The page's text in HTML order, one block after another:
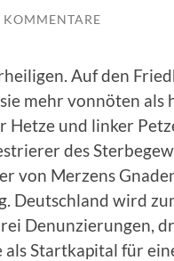
KOMMENTARE
Auf den
mehr vonnöten als
Hetze und linker
des
von Merzens
Deutschland wird
Denunzierungen,
Startkapital für